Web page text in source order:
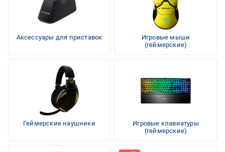
Аксессуары для приставок
Игровые мыши
(геймерские)
Геймерские наушники
Игровые клавиатуры
(геймерские)